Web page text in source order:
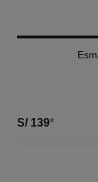
S/ 139*